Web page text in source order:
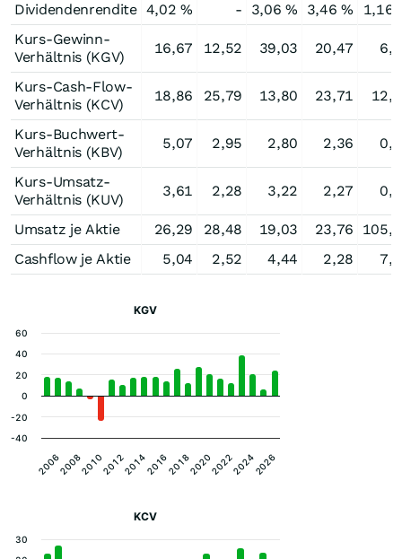
Dividendenrendite 4,02 % - 3,06 % 3,46 %
1,16
Kurs-Gewinn-
Verhältnis (KGV)
16,67 12,52 39,03 20,47
Kurs-Cash-Flow-
Verhältnis (KCV)
18,86 25,79 13,80 23,71
Kurs-Buchwert-
Verhältnis (KBV)
5,07 2,95 2,80 2,36
Kurs-Umsatz-
Verhältnis (KUV)
3,61 2,28 3,22 2,27
Umsatz je Aktie 26,29 28,48 19,03 23,76
Cashflow je Aktie
5,04 2,52 4,44 2,28
KGV
2010 2016 2022
20062008 20122014 20182020 20242026
-40
-20
0
20
40
60
KCV
30